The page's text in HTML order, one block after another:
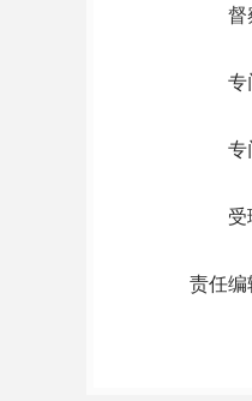
督
专
专
责任编